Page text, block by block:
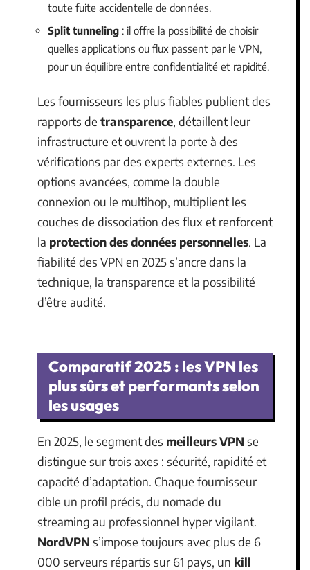
toute fuite accidentelle de données.
Split tunneling : il offre la possibilité de choisir
quelles applications ou flux passent par le VPN,
pour un équilibre entre confidentialité et rapidité.
Les fournisseurs les plus fiables publient des
rapports de transparence, détaillent leur
infrastructure et ouvrent la porte à des
vérifications par des experts externes. Les
options avancées, comme la double
connexion ou le multihop, multiplient les
couches de dissociation des flux et renforcent
la protection des données personnelles. La
fiabilité des VPN en 2025 s’ancre dans la
technique, la transparence et la possibilité
d’être audité.
Comparatif 2025 : les VPN les
plus sûrs et performants selon
les usages
En 2025, le segment des meilleurs VPN se
distingue sur trois axes : sécurité, rapidité et
capacité d’adaptation. Chaque fournisseur
cible un profil précis, du nomade du
streaming au professionnel hyper vigilant.
NordVPN s’impose toujours avec plus de 6
000 serveurs répartis sur 61 pays, un kill